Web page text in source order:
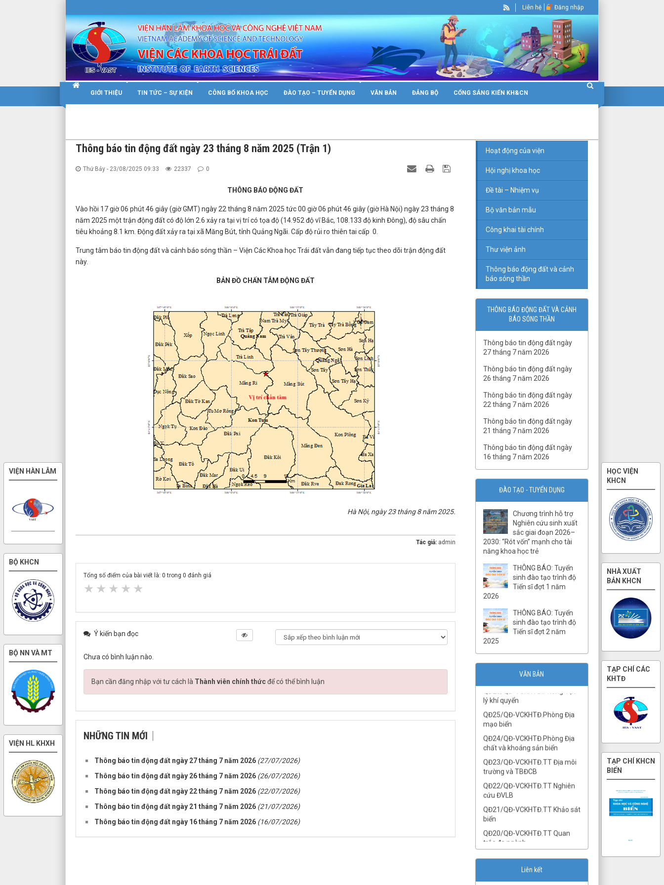
: Constant WP_SITEURL already defined in/home/nhigvyzu/ies.vast.gov/wp-config.phpon line89
GIỚI THIỆU TIN TỨC – SỰ KIỆN CÔNG BỐ KHOA HỌC ĐÀO TẠO – TUYỂN DỤNG VĂN BẢN ĐẢNG BỘ CỔNG SÁNG KIẾN KH&CN
Liên hệ Đăng nhập
Thông báo tin động đất ngày 23 tháng 8 năm 2025 (Trận 1)
Thứ Bảy - 23/08/2025 09:33 22337 0
THÔNG BÁO ĐỘNG ĐẤT
Vào hồi 17 giờ 06 phút 46 giây (giờ GMT) ngày 22 tháng 8 năm 2025 tức 00 giờ 06 phút 46 giây (giờ Hà Nội) ngày 23 tháng 8
năm 2025 một trận động đất có độ lớn 2.6 xảy ra tại vị trí có tọa độ (14.952 độ vĩ Bắc, 108.133 độ kinh Đông), độ sâu chấn
tiêu khoảng 8.1 km. Động đất xảy ra tại xã Măng Bút, tỉnh Quảng Ngãi. Cấp độ rủi ro thiên tai cấp 0.
Trung tâm báo tin động đất và cảnh báo sóng thần – Viện Các Khoa học Trái đất vẫn đang tiếp tục theo dõi trận động đất
này.
BẢN ĐỒ CHẤN TÂM ĐỘNG ĐẤT
Hà Nội, ngày 23 tháng 8 năm 2025.
Tác giả: admin
Tổng số điểm của bài viết là: 0 trong 0 đánh giá
★ ★ ★ ★ ★
Ý kiến bạn đọc
Chưa có bình luận nào.
Bạn cần đăng nhập với tư cách là Thành viên chính thứcđể có thể bình luận
NHỮNG TIN MỚI
Thông báo tin động đất ngày 27 tháng 7 năm 2026 (27/07/2026)
Thông báo tin động đất ngày 26 tháng 7 năm 2026 (26/07/2026)
Thông báo tin động đất ngày 22 tháng 7 năm 2026 (22/07/2026)
Thông báo tin động đất ngày 21 tháng 7 năm 2026 (21/07/2026)
Thông báo tin động đất ngày 16 tháng 7 năm 2026 (16/07/2026)
Hoạt động của viện
Hội nghị khoa học
Đề tài – Nhiệm vụ
Bộ văn bản mẫu
Công khai tài chính
Thư viện ảnh
Thông báo động đất và cảnh
báo sóng thần
THÔNG BÁO ĐỘNG ĐẤT VÀ CẢNH
BÁO SÓNG THẦN
Thông báo tin động đất ngày
27 tháng 7 năm 2026
Thông báo tin động đất ngày
26 tháng 7 năm 2026
Thông báo tin động đất ngày
22 tháng 7 năm 2026
Thông báo tin động đất ngày
21 tháng 7 năm 2026
Thông báo tin động đất ngày
16 tháng 7 năm 2026
ĐÀO TẠO - TUYỂN DỤNG
Chương trình hỗ trợ
Nghiên cứu sinh xuất
sắc giai đoạn 2026–
2030: “Rót vốn” mạnh cho tài
năng khoa học trẻ
THÔNG BÁO: Tuyển
sinh đào tạo trình độ
Tiến sĩ đợt 1 năm
2026
THÔNG BÁO: Tuyển
sinh đào tạo trình độ
Tiến sĩ đợt 2 năm
2025
VĂN BẢN
QĐ03/QĐ-VCKHTĐ.Phòng
Thạch luận và Sinh khoáng
tắc ứng xử của cán bộ, viên
chức và người lao động Viện
Hàn lâm Khoa học và Công
nghệ Việt Nam
QĐ02/QĐ-VCKHTĐ.Phòng
Quản lý tổng hợp
QĐ32/QĐ-VCKHTĐ.Phòng Vật
lý địa chất
QĐ31/QĐ-VCKHTĐ.Phòng Điện
ly
QĐ30/QĐ-VCKHTĐ.Phòng Địa
từ
QĐ29/QĐ-VCKHTĐ.Phòng Địa
chấn
QĐ28/QĐ-VCKHTĐ.Phòng
Quan sát động đất
QĐ27/QĐ-VCKHTĐ.TT Báo tin
động đất và cảnh báo sóng
thần
mạo biển
QĐ24/QĐ-VCKHTĐ.Phòng Địa
chất và khoáng sản biển
QĐ23/QĐ-VCKHTĐ.TT Địa môi
trường và TBĐCB
QĐ22/QĐ-VCKHTĐ.TT Nghiên
cứu ĐVLB
QĐ21/QĐ-VCKHTĐ.TT Khảo sát
biển
QĐ20/QĐ-VCKHTĐ.TT Quan
trắc đa ngành
QĐ19/QĐ-VCKHTĐ.TT Phân
tích tổng hợp
QĐ18/QĐ-VCKHTĐ.TT Phân
tích và Mô hình dữ liệu địa
Liên kết
VIỆN HÀN LÂM
BỘ KHCN
BỘ NN VÀ MT
VIỆN HL KHXH
HỌC VIỆN
KHCN
NHÀ XUẤT
BẢN KHCN
TẠP CHÍ CÁC
KHTĐ
TẠP CHÍ KHCN
BIỂN